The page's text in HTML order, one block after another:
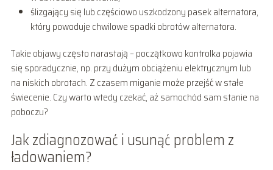
ślizgający się lub częściowo uszkodzony pasek alternatora,
który powoduje chwilowe spadki obrotów alternatora.
Takie objawy często narastają – początkowo kontrolka pojawia
się sporadycznie, np. przy dużym obciążeniu elektrycznym lub
na niskich obrotach. Z czasem miganie może przejść w stałe
świecenie. Czy warto wtedy czekać, aż samochód sam stanie na
poboczu?
Jak zdiagnozować i usunąć problem z
ładowaniem?